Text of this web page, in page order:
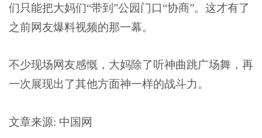
们只能把大妈们“带到”公园门口“协商”。这才有了
之前网友爆料视频的那一幕。
不少现场网友感慨，大妈除了听神曲跳广场舞，再
一次展现出了其他方面神一样的战斗力。
文章来源: 中国网